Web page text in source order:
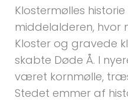
Klostermølles
middelalderen, hvor
Kloster og gravede
skabte Døde Å. I
været kornmølle,
Stedet emmer af